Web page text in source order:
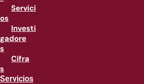
Servici
os
Investi
gadore
s
Cifra
s
Servicios